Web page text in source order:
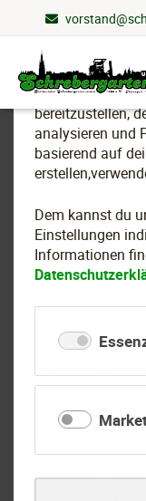
Wir
Um essenzielle
bereitzustellen,
analysieren und
basierend auf
Dem kannst du
Einstellungen
Informationen
Navigation
überspringen
Nach zwei bis drei
Pflanze
zwängt sich ein